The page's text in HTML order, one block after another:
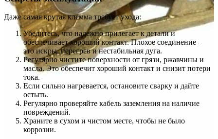
Даже самая крутая клемма требует ухода:
Убедитесь, что надежно прилегает к детали и
обеспечивает хороший контакт. Плохое соединение –
это искры, перегрев и нестабильная дуга.
Регулярно чистите поверхности от грязи, ржавчины и
масла. Это обеспечит хороший контакт и снизит потери
тока.
Если сильно нагревается, остановите сварку и дайте
остыть.
Регулярно проверяйте кабель заземления на наличие
повреждений.
Храните в сухом и чистом месте, чтобы не было
коррозии.